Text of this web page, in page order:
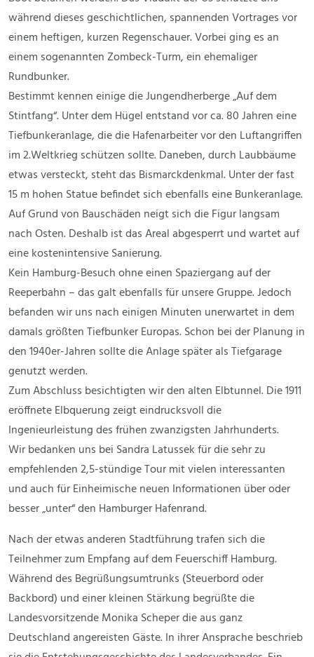
während dieses geschichtlichen, spannenden Vortrages vor
einem heftigen, kurzen Regenschauer. Vorbei ging es an
einem sogenannten Zombeck-Turm, ein ehemaliger
Rundbunker.
Bestimmt kennen einige die Jungendherberge „Auf dem
Stintfang“. Unter dem Hügel entstand vor ca. 80 Jahren eine
Tiefbunkeranlage, die die Hafenarbeiter vor den Luftangriffen
im 2.Weltkrieg schützen sollte. Daneben, durch Laubbäume
etwas versteckt, steht das Bismarckdenkmal. Unter der fast
15 m hohen Statue befindet sich ebenfalls eine Bunkeranlage.
Auf Grund von Bauschäden neigt sich die Figur langsam
nach Osten. Deshalb ist das Areal abgesperrt und wartet auf
eine kostenintensive Sanierung.
Kein Hamburg-Besuch ohne einen Spaziergang auf der
Reeperbahn – das galt ebenfalls für unsere Gruppe. Jedoch
befanden wir uns nach einigen Minuten unerwartet in dem
damals größten Tiefbunker Europas. Schon bei der Planung in
den 1940er-Jahren sollte die Anlage später als Tiefgarage
genutzt werden.
Zum Abschluss besichtigten wir den alten Elbtunnel. Die 1911
eröffnete Elbquerung zeigt eindrucksvoll die
Ingenieurleistung des frühen zwanzigsten Jahrhunderts.
Wir bedanken uns bei Sandra Latussek für die sehr zu
empfehlenden 2,5-stündige Tour mit vielen interessanten
und auch für Einheimische neuen Informationen über oder
besser „unter“ den Hamburger Hafenrand.
Nach der etwas anderen Stadtführung trafen sich die
Teilnehmer zum Empfang auf dem Feuerschiff Hamburg.
Während des Begrüßungsumtrunks (Steuerbord oder
Backbord) und einer kleinen Stärkung begrüßte die
Landesvorsitzende Monika Scheper die aus ganz
Deutschland angereisten Gäste. In ihrer Ansprache beschrieb